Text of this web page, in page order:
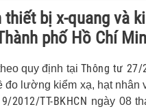
Kiểm định thiết bị
Kiểm xạ khu vực
Tư vấn hồ sơ cấp
xạ, thiết bị X-quang
thiết bị x-quang và
phố Hồ Chí
quy định tại Thông tư 27/
đo lường kiểm xạ, hạt nhân
2012/TT-BKHCN ngày 08